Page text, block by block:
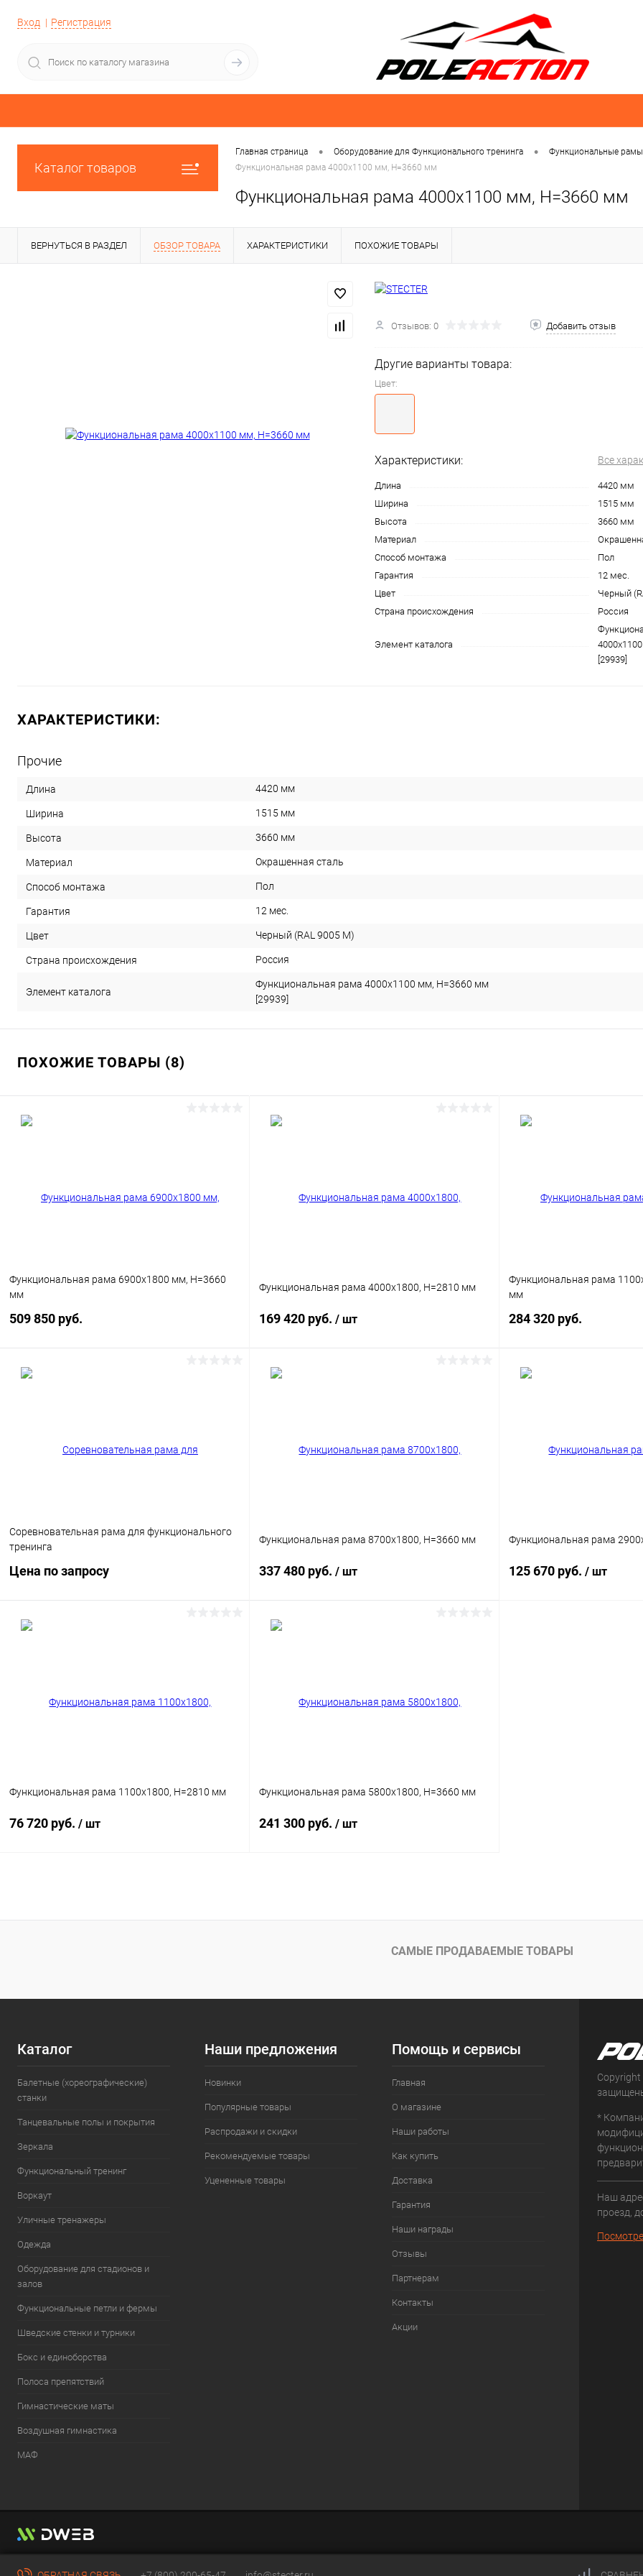
Вход Регистрация
Каталог товаров
Главная страница • Оборудование для Функционального тренинга • Функциональные рамы
Функциональная рама 4000х1100 мм, H=3660 мм
Функциональная рама 4000х1100 мм, H=3660 мм
ВЕРНУТЬСЯ В РАЗДЕЛ ОБЗОР ТОВАРА ХАРАКТЕРИСТИКИ ПОХОЖИЕ ТОВАРЫ
Отзывов: 0 Добавить отзыв
Другие варианты товара:
Цвет:
Характеристики: Все
Длина
4420 мм
Ширина
1515 мм
Высота
3660 мм
Материал
Способ монтажа
Пол
Гарантия
12 мес.
Цвет
Черный
Страна происхождения
Россия
Элемент каталога
[29939]
ХАРАКТЕРИСТИКИ:
Прочие
Длина 4420 мм
Ширина 1515 мм
Высота 3660 мм
Материал Окрашенная сталь
Способ монтажа Пол
Гарантия 12 мес.
Цвет Черный (RAL 9005 М)
Страна происхождения Россия
Элемент каталога
Функциональная рама 4000х1100 мм, H=3660 мм
[29939]
ПОХОЖИЕ ТОВАРЫ (8)
Функциональная рама 6900х1800 мм, H=3660
мм
509 850 руб.
Функциональная рама 4000х1800, H=2810 мм
169 420 руб. / шт
Функциональная рама
мм
284 320 руб.
Соревновательная рама для функционального
тренинга
Цена по запросу
Функциональная рама 8700х1800, H=3660 мм
337 480 руб. / шт
Функциональная рама
125 670 руб. / шт
Функциональная рама 1100х1800, H=2810 мм
76 720 руб. / шт
Купить в 1 клик Сравнение
Функциональная рама 5800х1800, H=3660 мм
241 300 руб. / шт
Купить в 1 клик Сравнение
Под заказ
САМЫЕ ПРОДАВАЕМЫЕ ТОВАРЫ
Каталог
Балетные (хореографические)
станки
Танцевальные полы и покрытия
Зеркала
Функциональный тренинг
Воркаут
Уличные тренажеры
Одежда
Оборудование для стадионов и
залов
Функциональные петли и фермы
Шведские стенки и турники
Бокс и единоборства
Полоса препятствий
Гимнастические маты
Воздушная гимнастика
МАФ
Наши предложения
Новинки
Популярные товары
Распродажи и скидки
Рекомендуемые товары
Уцененные товары
Помощь и сервисы
Главная
О магазине
Наши работы
Как купить
Доставка
Гарантия
Наши награды
Отзывы
Партнерам
Контакты
Акции
*
Наш
проезд,